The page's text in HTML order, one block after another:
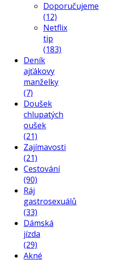
Doporučujeme
(12)
Netflix
tip
(183)
Deník
ajťákovy
manželky
(7)
Doušek
chlupatých
oušek
(21)
Zajímavosti
(21)
Cestování
(90)
Ráj
gastrosexuálů
(33)
Dámská
jízda
(29)
Akné